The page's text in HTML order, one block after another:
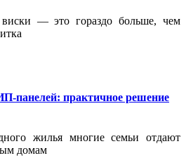
— это гораздо больше, чем
панелей: практичное решение
жилья многие семьи отдают
домам